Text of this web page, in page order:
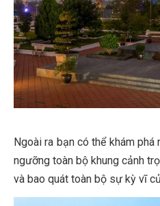
Ngoài ra bạn có thể khám
ngưỡng toàn bộ khung cảnh
và bao quát toàn bộ sự kỳ vĩ